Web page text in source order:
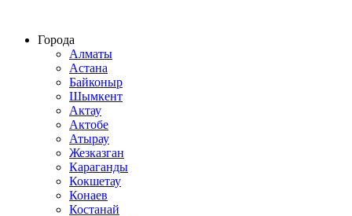
Города
Алматы
Астана
Байконыр
Шымкент
Актау
Актобе
Атырау
Жезказган
Караганды
Кокшетау
Конаев
Костанай